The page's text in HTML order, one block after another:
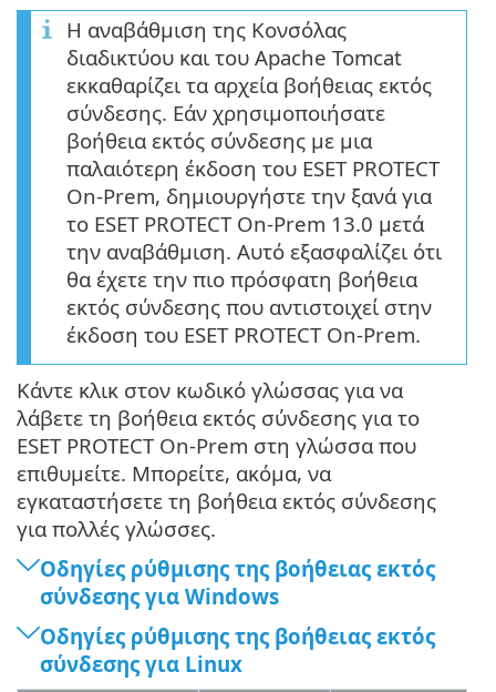
Η αναβάθμιση της Κονσόλας
διαδικτύου και του Apache Tomcat
εκκαθαρίζει τα αρχεία βοήθειας εκτός
σύνδεσης. Εάν χρησιμοποιήσατε
βοήθεια εκτός σύνδεσης με μια
παλαιότερη έκδοση του ESET PROTECT
On-Prem, δημιουργήστε την ξανά για
το ESET PROTECT On-Prem 13.0 μετά
την αναβάθμιση. Αυτό εξασφαλίζει ότι
θα έχετε την πιο πρόσφατη βοήθεια
εκτός σύνδεσης που αντιστοιχεί στην
έκδοση του ESET PROTECT On-Prem.
Κάντε κλικ στον κωδικό γλώσσας για να
λάβετε τη βοήθεια εκτός σύνδεσης για το
ESET PROTECT On-Prem στη γλώσσα που
επιθυμείτε. Μπορείτε, ακόμα, να
εγκαταστήσετε τη βοήθεια εκτός σύνδεσης
για πολλές γλώσσες.
Οδηγίες ρύθμισης της βοήθειας εκτός
σύνδεσης για Windows
Οδηγίες ρύθμισης της βοήθειας εκτός
σύνδεσης για Linux